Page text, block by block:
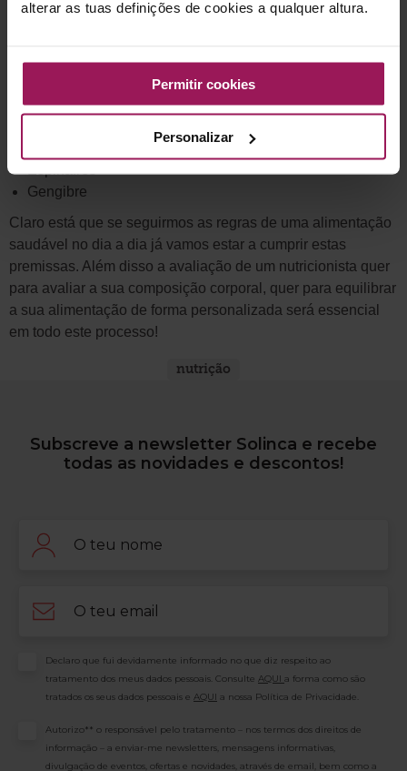
alterar as tuas definições de cookies a qualquer altura.
Permitir cookies
Personalizar
em gorduras polinsaturadas e magnésio
Peixes gordos ricos em ómega 3 (sardinha, cavala)
Alimentos vasodilatadores que melhoram a circulação:
Gengibre
Claro está que se seguirmos as regras de uma alimentação
saudável no dia a dia já vamos estar a cumprir estas
premissas. Além disso a avaliação de um nutricionista quer
para avaliar a sua composição corporal, quer para equilibrar
a sua alimentação de forma personalizada será essencial
em todo este processo!
nutrição
Subscreve a newsletter Solinca e recebe
todas as novidades e descontos!
Consentimento
Declaro que fui devidamente informado no que diz respeito ao
tratamento dos meus dados pessoais. Consulte AQUI a forma como são
tratados os seus dados pessoais e AQUI a nossa Política de Privacidade.
Consentimento
Autorizo** o responsável pelo tratamento – nos termos dos direitos de
informação – a enviar-me newsletters, mensagens informativas,
divulgação de eventos, ofertas e novidades, através de email, bem como a